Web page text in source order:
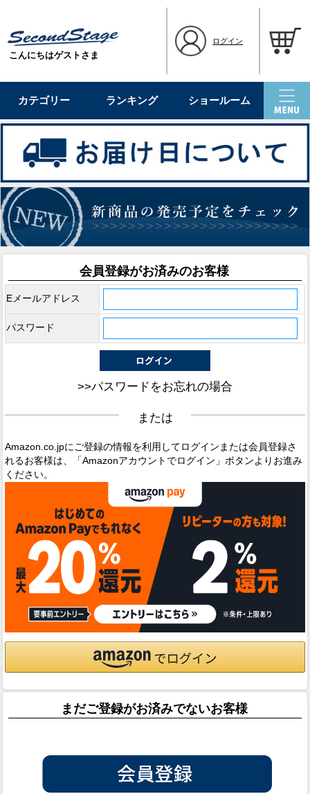
こんにちはゲストさま
ログイン
カテゴリー ランキング ショールーム
会員登録がお済みのお客様
Eメールアドレス
パスワード
>>パスワードをお忘れの場合
または
Amazon.co.jpにご登録の情報を利用してログインまたは会員登録さ
れるお客様は、「Amazonアカウントでログイン」ボタンよりお進み
ください。
まだご登録がお済みでないお客様